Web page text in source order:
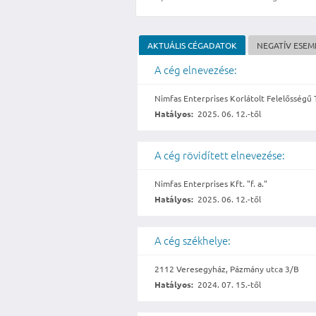
AKTUÁLIS CÉGADATOK NEGATÍV
A cég elnevezése:
Nimfas Enterprises Korlátolt Felelősségű
Hatályos: 2025. 06. 12.-től
A cég rövidített elnevezése:
Nimfas Enterprises Kft. "f. a."
Hatályos: 2025. 06. 12.-től
A cég székhelye:
2112 Veresegyház, Pázmány utca 3/B
Hatályos: 2024. 07. 15.-től